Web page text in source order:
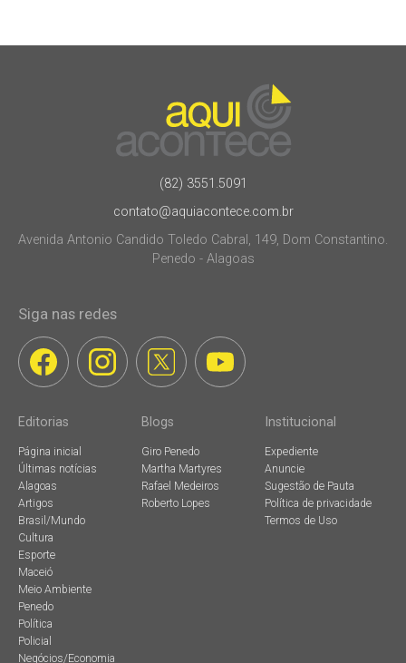
(82) 3551.5091
contato@aquiacontece.com.br
Avenida Antonio Candido Toledo Cabral, 149, Dom Constantino.
Penedo - Alagoas
Siga nas redes
Editorias
Página inicial
Últimas notícias
Alagoas
Artigos
Brasil/Mundo
Cultura
Esporte
Maceió
Meio Ambiente
Penedo
Política
Policial
Negócios/Economia
Blogs
Giro Penedo
Martha Martyres
Rafael Medeiros
Roberto Lopes
Institucional
Expediente
Anuncie
Sugestão de Pauta
Política de privacidade
Termos de Uso